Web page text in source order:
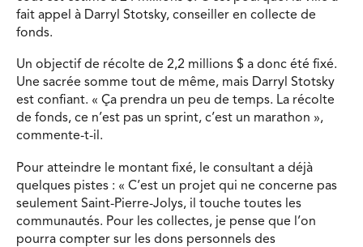
fait appel à Darryl Stotsky, conseiller en collecte de
fonds.
Un objectif de récolte de 2,2 millions $ a donc été fixé.
Une sacrée somme tout de même, mais Darryl Stotsky
est confiant. « Ça prendra un peu de temps. La récolte
de fonds, ce n’est pas un sprint, c’est un marathon »,
commente-t-il.
Pour atteindre le montant fixé, le consultant a déjà
quelques pistes : « C’est un projet qui ne concerne pas
seulement Saint-Pierre-Jolys, il touche toutes les
communautés. Pour les collectes, je pense que l’on
pourra compter sur les dons personnels des